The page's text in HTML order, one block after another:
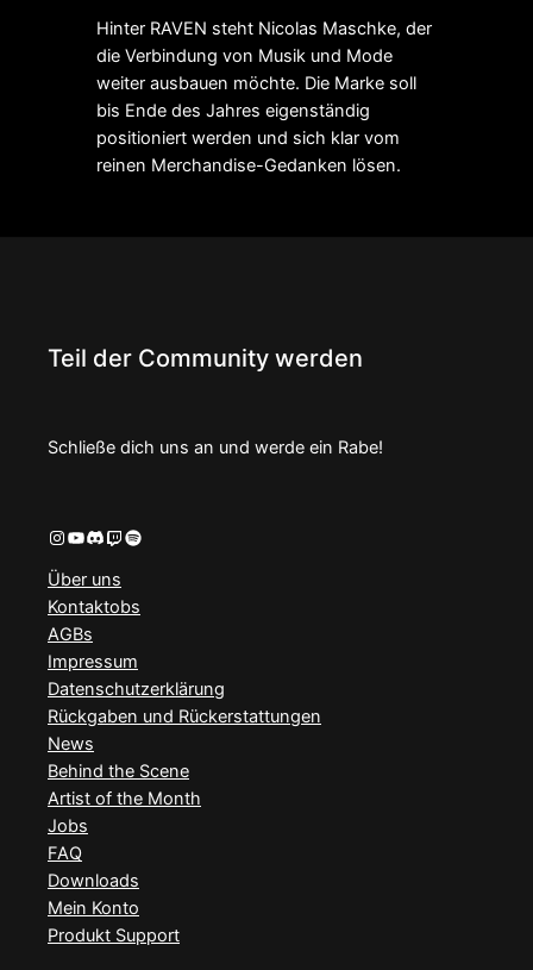
Hinter RAVEN steht Nicolas Maschke, der
die Verbindung von Musik und Mode
weiter ausbauen möchte. Die Marke soll
bis Ende des Jahres eigenständig
positioniert werden und sich klar vom
reinen Merchandise-Gedanken lösen.
Teil der Community werden
Schließe dich uns an und werde ein Rabe!
Instagram YouTube Discord Twitch Spotify
Über uns
Kontaktobs
AGBs
Impressum
Datenschutzerklärung
Rückgaben und Rückerstattungen
News
Behind the Scene
Artist of the Month
Jobs
FAQ
Downloads
Mein Konto
Produkt Support